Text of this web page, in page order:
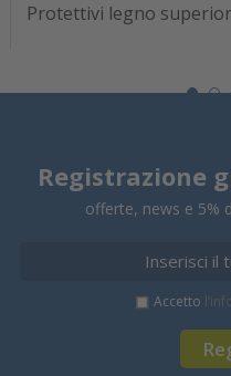
Protettivi legno superior
Registrazione
offerte, news e 5%
Accetto